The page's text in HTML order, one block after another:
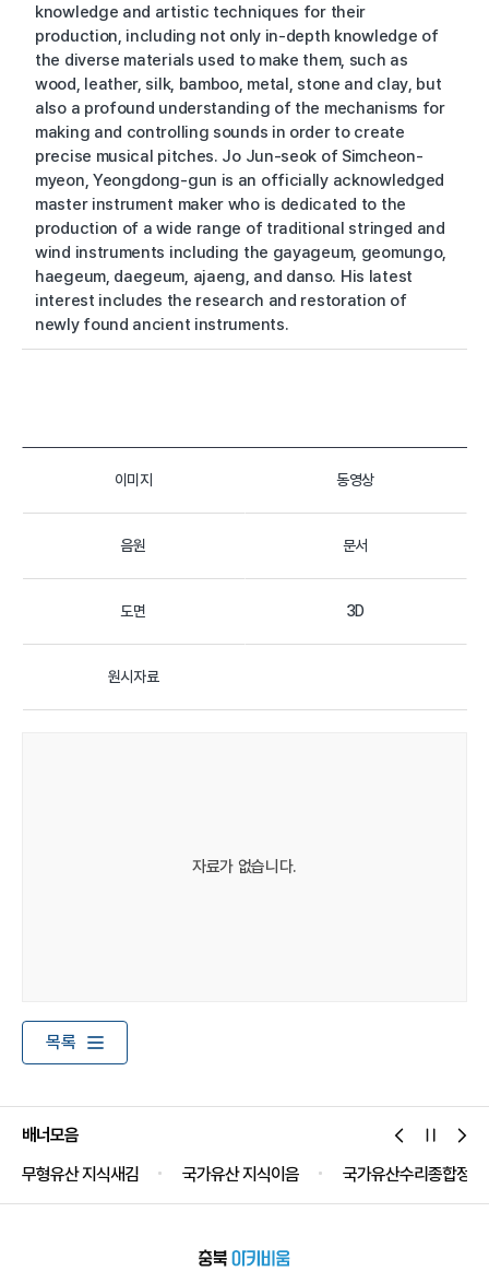
knowledge and artistic techniques for their
production, including not only in-depth knowledge of
the diverse materials used to make them, such as
wood, leather, silk, bamboo, metal, stone and clay, but
also a profound understanding of the mechanisms for
making and controlling sounds in order to create
precise musical pitches. Jo Jun-seok of Simcheon-
myeon, Yeongdong-gun is an officially acknowledged
master instrument maker who is dedicated to the
production of a wide range of traditional stringed and
wind instruments including the gayageum, geomungo,
haegeum, daegeum, ajaeng, and danso. His latest
interest includes the research and restoration of
newly found ancient instruments.
이미지 동영상
음원 문서
도면 3D
원시자료
자료가 없습니다.
목록
배너모음
무형유산 지식새김
국가유산 지식이음 국가유산수리종합정보